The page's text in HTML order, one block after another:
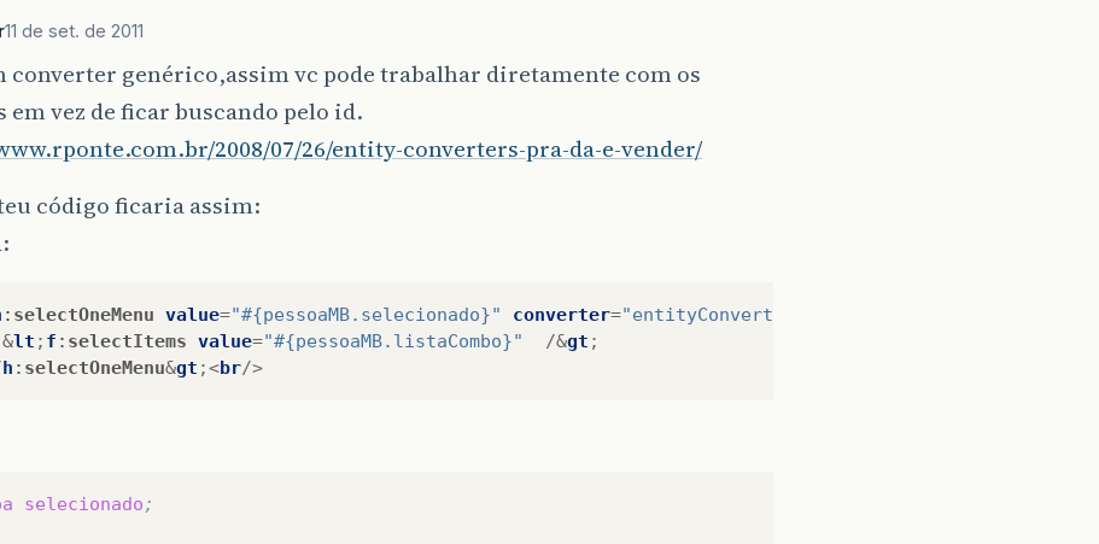
11 de set. de 2011
converter genérico,assim vc pode trabalhar diretamente com os
em vez de ficar buscando pelo id.
2008/07/26/entity-converters-pra-da-e-vender/
código ficaria assim:
: selectOneMenu value="#{pessoaMB.selecionado}" converter="entityConverter"
&lt ; f : selectItems value="#{pessoaMB.listaCombo}" /&gt ;
h : selectOneMenu&gt ;<br/>
selecionado;